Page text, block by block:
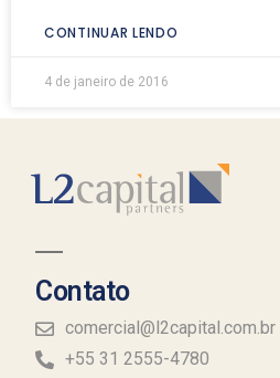
CONTINUAR LENDO
4 de janeiro de 2016
Contato
comercial@l2capital.com.br
+55 31 2555-4780